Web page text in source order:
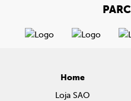
Home
Loja SAO